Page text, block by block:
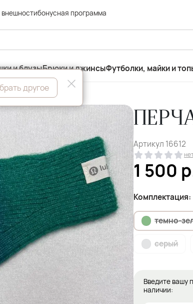
бонусная программа
и блузыБрюки и джинсыФутболки, майки и
Артикул 16612
1 500
Комплектация:
темно-
серый
Введите вашу
наличии:
другое